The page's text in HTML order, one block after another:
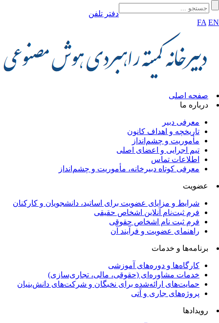
دفتر تلفن
FA
صفحه اصلی
درباره ما
معرفی دبیر
تاریخچه و اهداف کانون
مأموریت و چشم‌انداز
تیم اجرایی و اعضای اصلی
اطلاعات تماس
معرفی کوتاه دبیرخانه، مأموریت و چشم‌انداز
عضویت
شرایط و مزایای عضویت برای اساتید، دانشجویان و کارکنان
فرم ثبت‌نام آنلاین اشخاص حقیقی
فرم ثبت نام اشخاص حقوقی
راهنمای عضویت و فرآیند آن
برنامه‌ها و خدمات
کارگاه‌ها و دوره‌های آموزشی
خدمات مشاوره‌ای (حقوقی، مالی، تجاری‌سازی)
حمایت‌های ارائه‌شده برای نخبگان و شرکت‌های دانش‌بنیان
پروژه‌های جاری و آتی
رویدادها